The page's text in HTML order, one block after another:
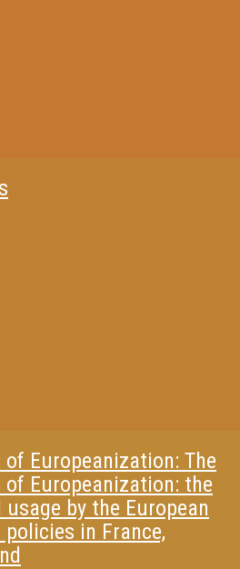
Europeanization: The
Europeanization: the
by the European
in France,